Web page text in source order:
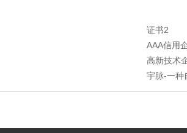
证书2
AAA信用
高新技术
宇脉-一种